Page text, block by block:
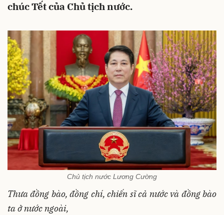
chúc Tết của Chủ tịch nước.
Chủ tịch nước Lương Cường
Thưa đồng bào, đồng chí, chiến sĩ cả nước và đồng bào
ta ở nước ngoài,